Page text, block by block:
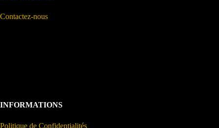
Contactez-nous
INFORMATIONS
Politique de Confidentialités